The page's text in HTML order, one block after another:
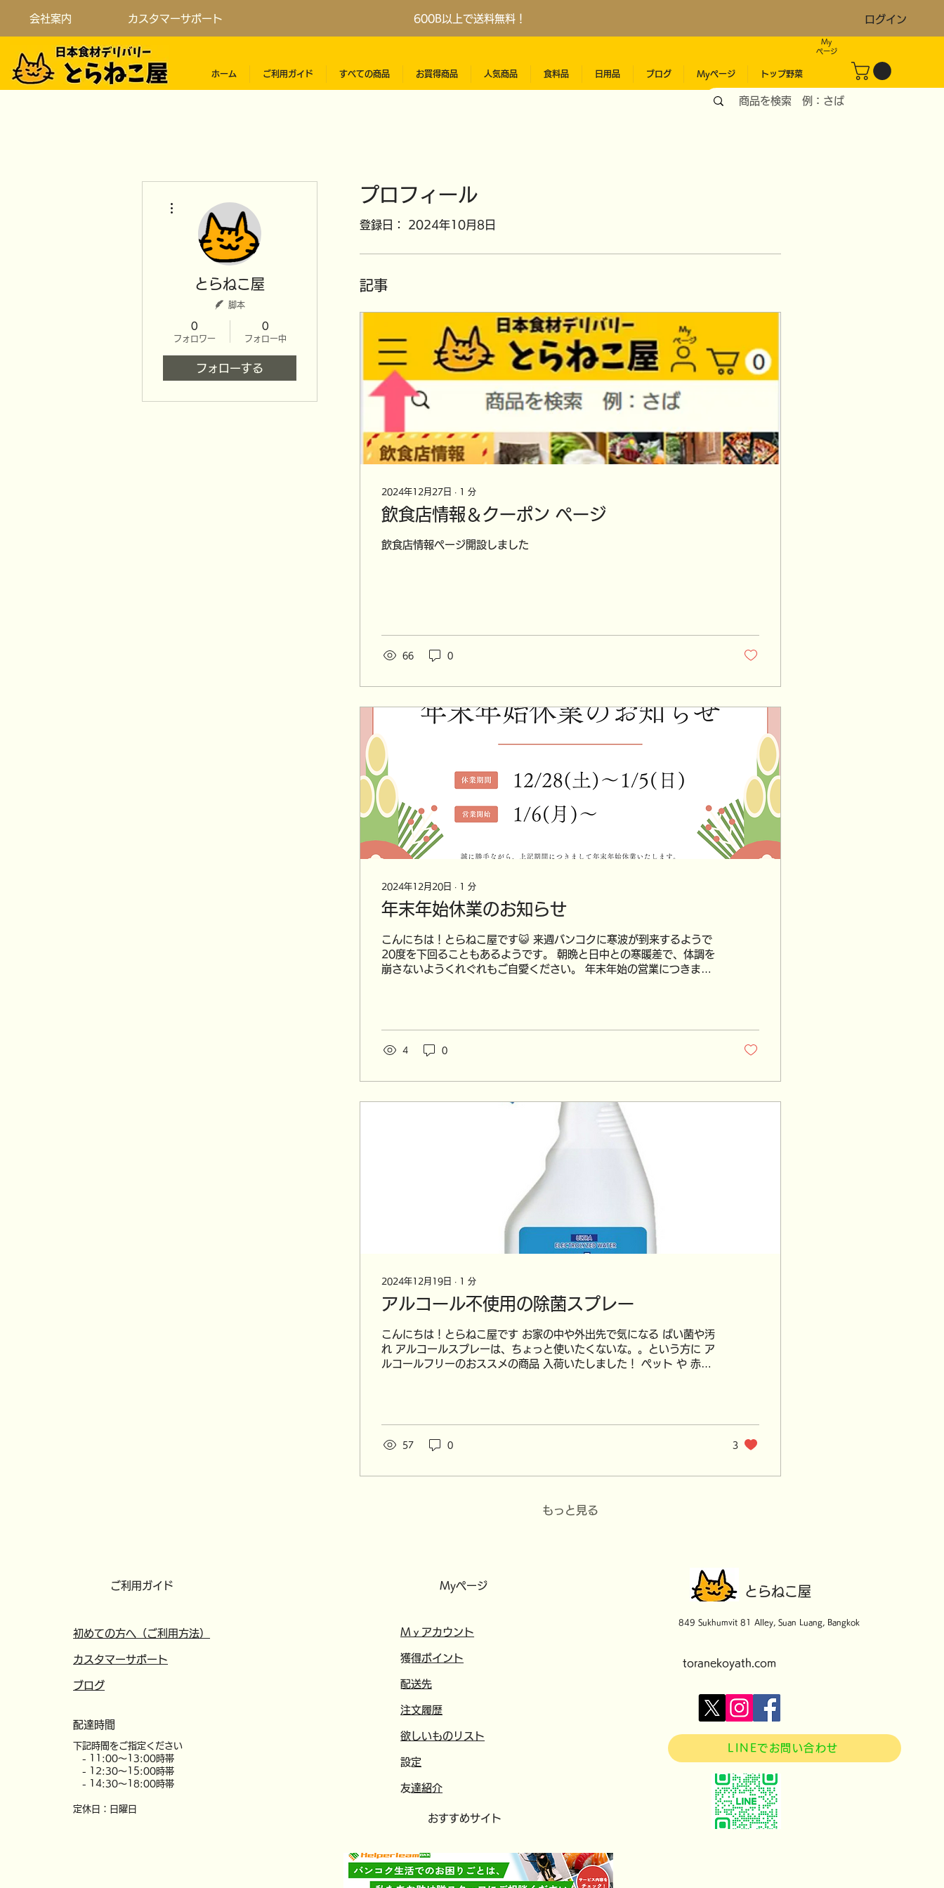
会社案内 カスタマーサポート 600B以上で送料無料！ ログイン
My
​ページ
ホーム ご利用ガイド すべての商品 お買得商品 人気商品 食料品 日用品 ブログ Myページ トップ野菜
プロフィール
登録日： 2024年10月8日
記事
2024年12月27日 ∙ 1 分
飲食店情報＆クーポン ページ
飲食店情報ページ開設しました
66 0
2024年12月20日 ∙ 1 分
年末年始休業のお知らせ
こんにちは！とらねこ屋です😺 来週バンコクに寒波が到来するようで
20度を下回ることもあるようです。 朝晩と日中との寒暖差で、体調を
崩さないようくれぐれもご自愛ください。 年末年始の営業につきまし
4 0
2024年12月19日 ∙ 1 分
アルコール不使用の除菌スプレー
こんにちは！とらねこ屋です お家の中や外出先で気になる ばい菌や汚
れ アルコールスプレーは、ちょっと使いたくないな。。という方に ア
ルコールフリーのおススメの商品 入荷いたしました！ ペット や 赤ち
57 0 3
もっと見る
とらねこ屋
脚本
0
フォロワー
0
フォロー中
フォローする
ご利用ガイド
初めての方へ（ご利用方法）
カスタマーサポート
​ブログ
配達時間
​下記時間をご指定ください
- 11:00～13:00時帯
- 12:30～15:00時帯
- 14:30～18:00時帯
定休日：日曜日
Myページ
​​Mｙアカウント
​獲得ポイント
​配送先
注文履歴
欲しいものリスト
​設定
​友達紹介
​おすすめサイト
​とらねこ屋
849 Sukhumvit 81 Alley, Suan Luang, Bangkok
toranekoyath.com
LINEでお問い合わせ